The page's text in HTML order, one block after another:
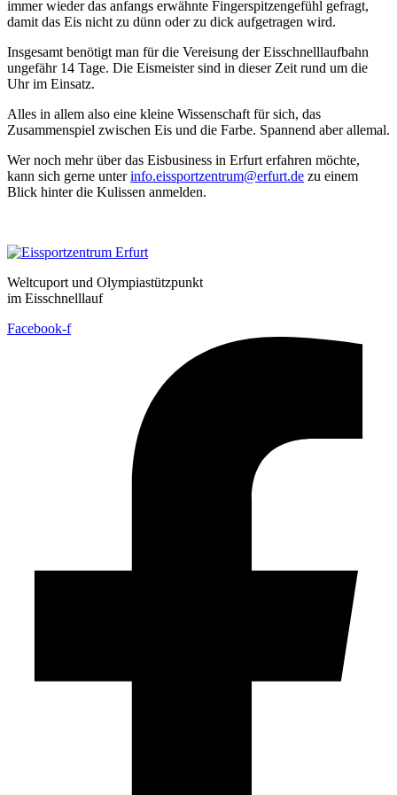
immer wieder das anfangs erwähnte Fingerspitzengefühl gefragt,
damit das Eis nicht zu dünn oder zu dick aufgetragen wird.
Insgesamt benötigt man für die Vereisung der Eisschnelllaufbahn
ungefähr 14 Tage. Die Eismeister sind in dieser Zeit rund um die
Uhr im Einsatz.
Alles in allem also eine kleine Wissenschaft für sich, das
Zusammenspiel zwischen Eis und die Farbe. Spannend aber allemal.
Wer noch mehr über das Eisbusiness in Erfurt erfahren möchte,
kann sich gerne unterinfo.eissportzentrum@erfurt.de zu einem
Blick hinter die Kulissen anmelden.
Weltcuport und Olympiastützpunkt
im Eisschnelllauf
Facebook-f